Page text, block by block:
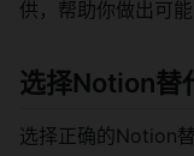
供，帮助你做出可
选择Notion替
选择正确的Notion